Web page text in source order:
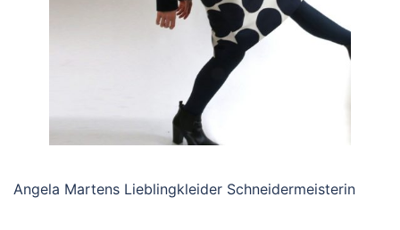
Angela Martens Lieblingkleider Schneidermeisterin